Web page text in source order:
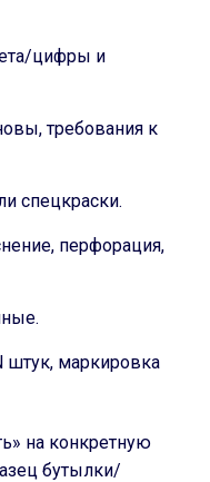
цифры и
требования к
спецкраски.
перфорация,
штук, маркировка
на конкретную
бутылки/